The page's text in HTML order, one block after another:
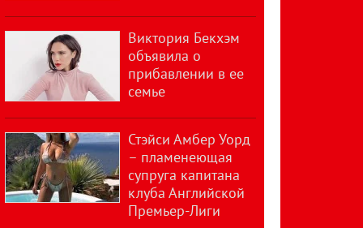
Виктория Бекхэм
объявила о
прибавлении в ее
семье
Стэйси Амбер Уорд
– пламенеющая
супруга капитана
клуба Английской
Премьер-Лиги